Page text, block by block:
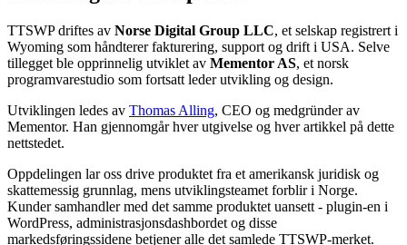
TTSWP driftes av Norse Digital Group LLC, et selskap registrert i
Wyoming som håndterer fakturering, support og drift i USA. Selve
tillegget ble opprinnelig utviklet av Mementor AS, et norsk
programvarestudio som fortsatt leder utvikling og design.
Utviklingen ledes av Thomas Alling, CEO og medgründer av
Mementor. Han gjennomgår hver utgivelse og hver artikkel på dette
nettstedet.
Oppdelingen lar oss drive produktet fra et amerikansk juridisk og
skattemessig grunnlag, mens utviklingsteamet forblir i Norge.
Kunder samhandler med det samme produktet uansett - plugin-en i
WordPress, administrasjonsdashbordet og disse
markedsføringssidene betjener alle det samlede TTSWP-merket.